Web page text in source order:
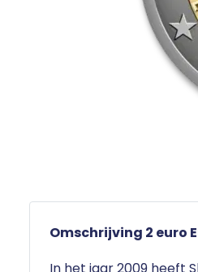
Omschrijving 2 euro
In het jaar 2009 heeft